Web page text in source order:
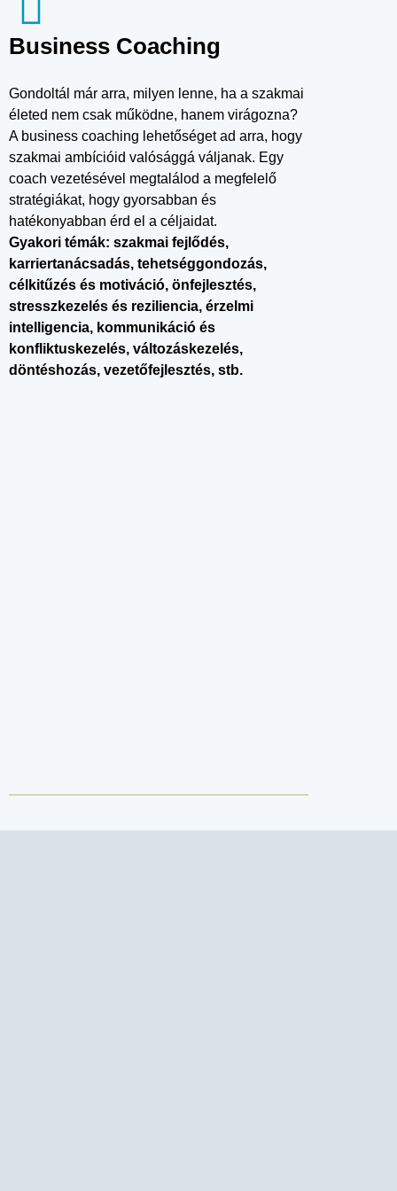
Business Coaching
Gondoltál már arra, milyen lenne, ha a szakmai
életed nem csak működne, hanem virágozna?
A business coaching lehetőséget ad arra, hogy
szakmai ambícióid valósággá váljanak. Egy
coach vezetésével megtalálod a megfelelő
stratégiákat, hogy gyorsabban és
hatékonyabban érd el a céljaidat.
Gyakori témák: szakmai fejlődés,
karriertanácsadás, tehetséggondozás,
célkitűzés és motiváció, önfejlesztés,
stresszkezelés és reziliencia, érzelmi
intelligencia, kommunikáció és
konfliktuskezelés, változáskezelés,
döntéshozás, vezetőfejlesztés, stb.